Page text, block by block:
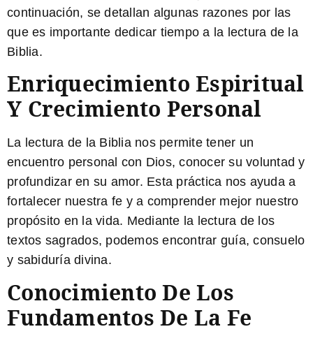
continuación, se detallan algunas razones por las
que es importante dedicar tiempo a la lectura de la
Biblia.
Enriquecimiento Espiritual
Y Crecimiento Personal
La lectura de la Biblia nos permite tener un
encuentro personal con Dios, conocer su voluntad y
profundizar en su amor. Esta práctica nos ayuda a
fortalecer nuestra fe y a comprender mejor nuestro
propósito en la vida. Mediante la lectura de los
textos sagrados, podemos encontrar guía, consuelo
y sabiduría divina.
Conocimiento De Los
Fundamentos De La Fe